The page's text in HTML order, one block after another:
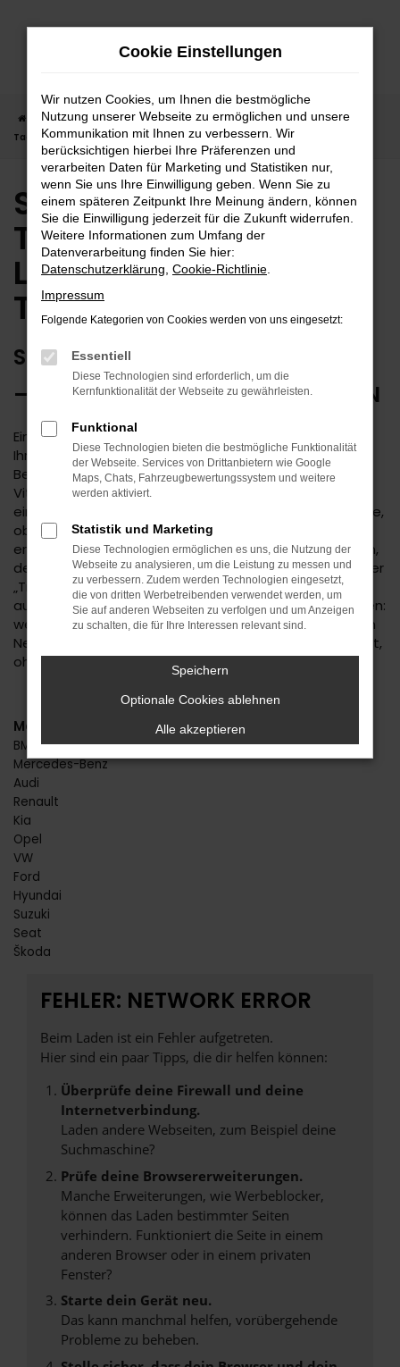
Zum
Startseite Tübingen Suzuki Suzuki Vitara
Suzuki Vitara
Tageszulassung | Lieferservice nach Tübingen
Suzuki Vitara
Tageszulassung |
Lieferservice nach
Tübingen
SUZUKI VITARA TAGESZULASSUNG
– WIE GESCHAFFEN FÜR TÜBINGEN
Eine Suzuki Vitara Tageszulassung für Tübingen erhöht
Ihre Mobilität zu einem ungemein günstigen Preis. Die
Besonderheit liegt hier bereits im Namen: eine Suzuki
Vitara Tageszulassung ist ein Neuwagen, der für exakt
einen Tag zugelassen wurde. Dabei spielt es keine Rolle,
ob die Zulassung in Tübingen oder einem anderen Ort
erfolgt ist, denn Ihr Fahrzeug ist ohnehin ein Neuwagen,
der noch keinen einzigen Kilometer gefahren wurde. Der
„Trick“ mit der Zulassung für einen Tag ist als Reaktion
auf die Preisvorgaben der Automobilhersteller zu sehen:
wenn diese keine hohen Rabatte ermöglichen, wird ein
Neuwagen kurzerhand zum Gebrauchten umetikettiert,
ohne dass darunter die Qualität leidet.
Marken
BMW
Mercedes-Benz
Audi
Renault
Kia
Opel
VW
Ford
Hyundai
Suzuki
Seat
Škoda
FEHLER: NETWORK ERROR
Beim Laden ist ein Fehler aufgetreten.
Hier sind ein paar Tipps, die dir helfen können:
Überprüfe deine Firewall und deine
Internetverbindung.
Laden andere Webseiten, zum Beispiel deine
Suchmaschine?
Prüfe deine Browsererweiterungen.
Manche Erweiterungen, wie Werbeblocker,
können das Laden bestimmter Seiten
verhindern. Funktioniert die Seite in einem
anderen Browser oder in einem privaten
Fenster?
Starte dein Gerät neu.
Das kann manchmal helfen, vorübergehende
Probleme zu beheben.
Cookie Einstellungen
Wir nutzen Cookies, um Ihnen die bestmögliche
Nutzung unserer Webseite zu ermöglichen und unsere
Kommunikation mit Ihnen zu verbessern. Wir
berücksichtigen hierbei Ihre Präferenzen und
verarbeiten Daten für Marketing und Statistiken nur,
wenn Sie uns Ihre Einwilligung geben. Wenn Sie zu
einem späteren Zeitpunkt Ihre Meinung ändern, können
Sie die Einwilligung jederzeit für die Zukunft widerrufen.
Weitere Informationen zum Umfang der
Datenverarbeitung finden Sie hier:
Datenschutzerklärung Cookie-Richtlinie
Impressum
Folgende Kategorien von Cookies werden von uns eingesetzt:
Essentiell
Diese Technologien sind erforderlich, um die
Kernfunktionalität der Webseite zu gewährleisten.
Funktional
Diese Technologien bieten die bestmögliche Funktionalität
der Webseite. Services von Drittanbietern wie Google
Maps, Chats, Fahrzeugbewertungssystem und weitere
werden aktiviert.
Statistik und Marketing
Diese Technologien ermöglichen es uns, die Nutzung der
Webseite zu analysieren, um die Leistung zu messen und
zu verbessern. Zudem werden Technologien eingesetzt,
die von dritten Werbetreibenden verwendet werden, um
Sie auf anderen Webseiten zu verfolgen und um Anzeigen
zu schalten, die für Ihre Interessen relevant sind.
Speichern
Optionale Cookies ablehnen
Alle akzeptieren